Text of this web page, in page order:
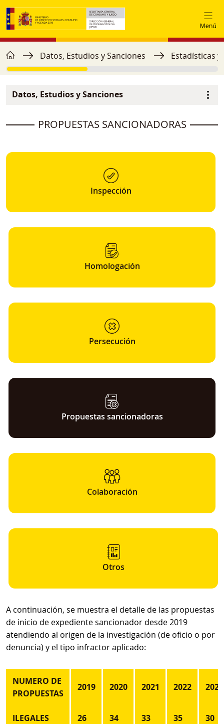
Pasar al contenido principal
Ruta de navegación
home Datos, Estudios y Sanciones Estadísticas
Datos, Estudios y Sanciones
PROPUESTAS SANCIONADORAS
Inspección
Homologación
Persecución
Propuestas sancionadoras
Colaboración
Otros
A continuación, se muestra el detalle de las propuestas
de inicio de expediente sancionador desde 2019
atendiendo al origen de la investigación (de oficio o por
denuncia) y el tipo infractor aplicado:
NUMERO DE
PROPUESTAS
2019 2020 2021 2022 2023
ILEGALES 26 34 33 35 30